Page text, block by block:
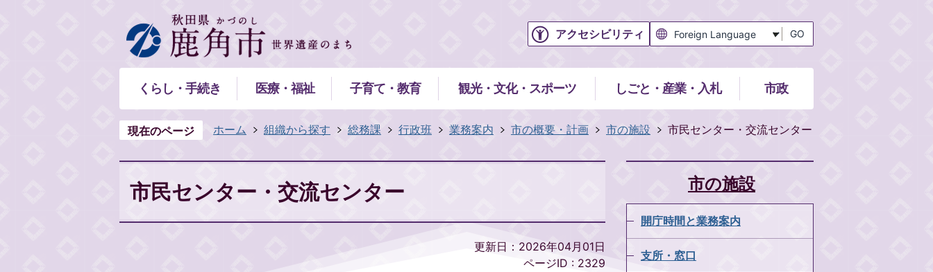
アクセシビリティ GO
くらし・手続き 医療・福祉 子育て・教育 観光・文化・スポーツ しごと・産業・入札 市政
現在のページ ホーム 組織から探す 総務課 行政班 業務案内 市の概要・計画 市の施設 市民センター・交流センター
市民センター・交流センター
更新日：2026年04月01日
ページID : 2329
市の施設
開庁時間と業務案内
支所・窓口